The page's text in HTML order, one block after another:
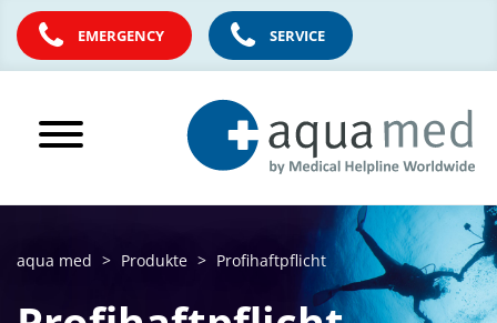
EMERGENCY SERVICE
aqua med Produkte Profihaftpflicht